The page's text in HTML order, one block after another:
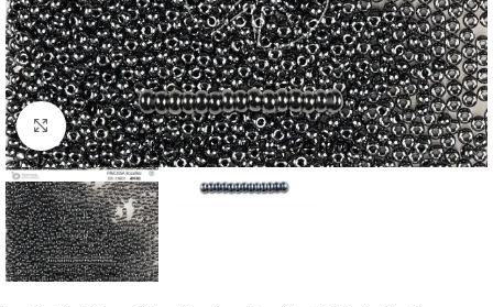
Spustelėkite, jei norite padidinti